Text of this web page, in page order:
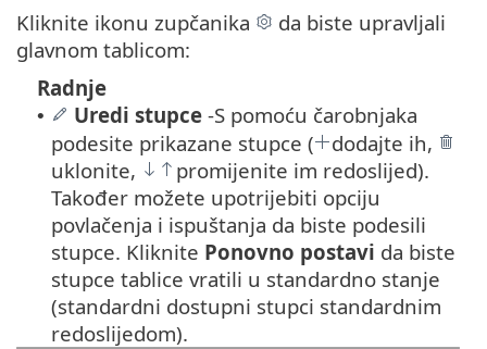
Kliknite ikonu zupčanika
da biste upravljali
glavnom tablicom:
Radnje
• Uredi stupce -S pomoću čarobnjaka
podesite prikazane stupce (
dodajte ih,
uklonite,
promijenite im redoslijed).
Također možete upotrijebiti opciju
povlačenja i ispuštanja da biste podesili
stupce. Kliknite Ponovno postavi da biste
stupce tablice vratili u standardno stanje
(standardni dostupni stupci standardnim
redoslijedom).